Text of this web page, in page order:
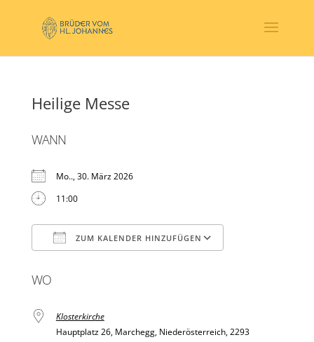
Heilige Messe
WANN
Mo.., 30. März 2026
11:00
ZUM KALENDER HINZUFÜGEN
WO
Klosterkirche
Hauptplatz 26, Marchegg, Niederösterreich, 2293